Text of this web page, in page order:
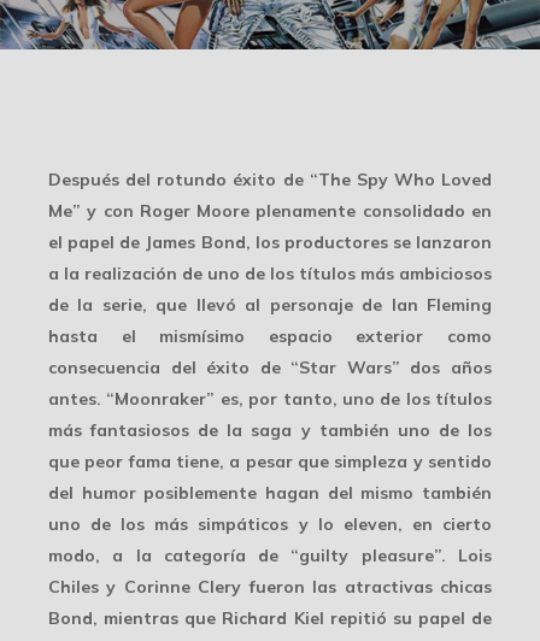
Después del rotundo éxito de “The Spy Who Loved
Me” y con Roger Moore plenamente consolidado en
el papel de James Bond, los productores se lanzaron
a la realización de uno de los títulos más ambiciosos
de la serie, que llevó al personaje de Ian Fleming
hasta el mismísimo espacio exterior como
consecuencia del éxito de “Star Wars” dos años
antes. “Moonraker” es, por tanto, uno de los títulos
más fantasiosos de la saga y también uno de los
que peor fama tiene, a pesar que simpleza y sentido
del humor posiblemente hagan del mismo también
uno de los más simpáticos y lo eleven, en cierto
modo, a la categoría de “guilty pleasure”. Lois
Chiles y Corinne Clery fueron las atractivas chicas
Bond, mientras que Richard Kiel repitió su papel de